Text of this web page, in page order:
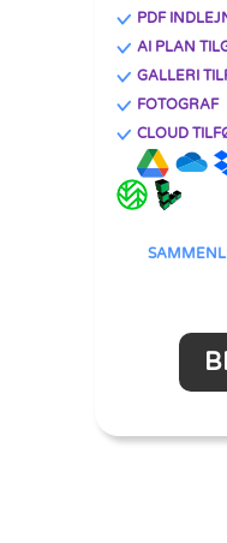
PDF
AI PLAN
GALLERI
FOTOGRAF
CLOUD